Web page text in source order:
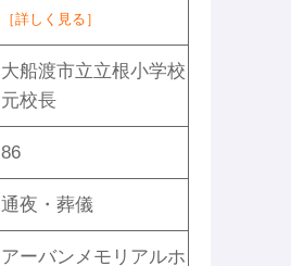
［詳しく見る］
大船渡市立立根小学校
元校長
86
通夜・葬儀
アーバンメモリアルホ